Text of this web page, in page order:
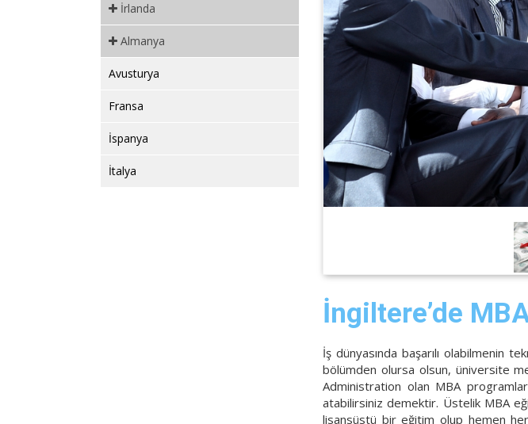
İngiltere’de
İş dünyasında başarılı olabilmenin
bölümden olursa olsun, üniversite
Administration olan MBA
atabilirsiniz demektir. Üstelik MBA
lisansüstü bir eğitim olup hemen
İrlanda
Almanya
Avusturya
Fransa
İspanya
İtalya